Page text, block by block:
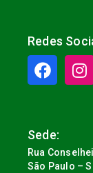
Redes
Sede:
Rua
São Paulo –